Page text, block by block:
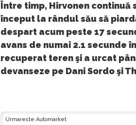
Între timp, Hirvonen continuă
început la rândul său să
despart acum peste 17
avans de numai 2.1 secunde
recuperat teren şi a urcat
devanseze pe Dani Sordo şi
Urmareste Automarket